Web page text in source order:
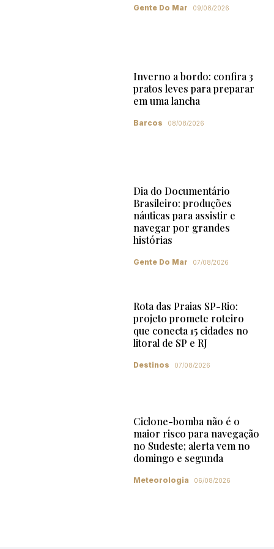
Gente Do Mar 09/08/2026
Inverno a bordo: confira 3
pratos leves para preparar
em uma lancha
Barcos 08/08/2026
Dia do Documentário
Brasileiro: produções
náuticas para assistir e
navegar por grandes
histórias
Gente Do Mar 07/08/2026
Rota das Praias SP-Rio:
projeto promete roteiro
que conecta 15 cidades no
litoral de SP e RJ
Destinos 07/08/2026
Ciclone-bomba não é o
maior risco para navegação
no Sudeste; alerta vem no
domingo e segunda
Meteorologia 06/08/2026